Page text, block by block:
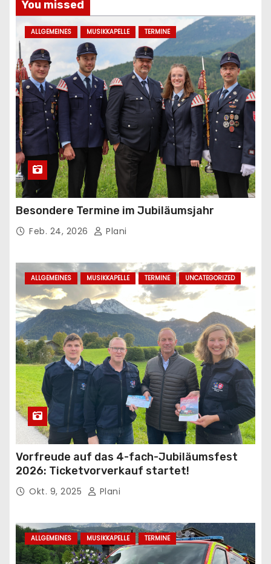
You missed
ALLGEMEINES MUSIKKAPELLE TERMINE
Besondere Termine im Jubiläumsjahr
Feb. 24, 2026 Plani
ALLGEMEINES MUSIKKAPELLE TERMINE UNCATEGORIZED
Vorfreude auf das 4-fach-Jubiläumsfest
2026: Ticketvorverkauf startet!
Okt. 9, 2025 Plani
ALLGEMEINES MUSIKKAPELLE TERMINE